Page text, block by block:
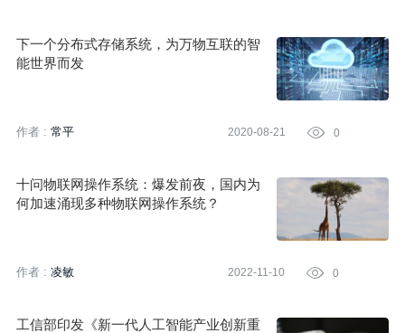
下一个分布式存储系统，为万物互联的智
能世界而发
作者 : 常平 2020-08-21  0
十问物联网操作系统：爆发前夜，国内为
何加速涌现多种物联网操作系统？
作者 : 凌敏 2022-11-10  0
工信部印发《新一代人工智能产业创新重